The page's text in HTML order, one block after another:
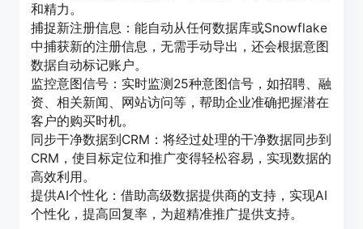
和精力。
捕捉新注册信息：能自动从任何数据库或Snowflake
中捕获新的注册信息，无需手动导出，还会根据意图
数据自动标记账户。
监控意图信号：实时监测25种意图信号，如招聘、融
资、相关新闻、网站访问等，帮助企业准确把握潜在
客户的购买时机。
同步干净数据到CRM：将经过处理的干净数据同步到
CRM，使目标定位和推广变得轻松容易，实现数据的
高效利用。
提供AI个性化：借助高级数据提供商的支持，实现AI
个性化，提高回复率，为超精准推广提供支持。